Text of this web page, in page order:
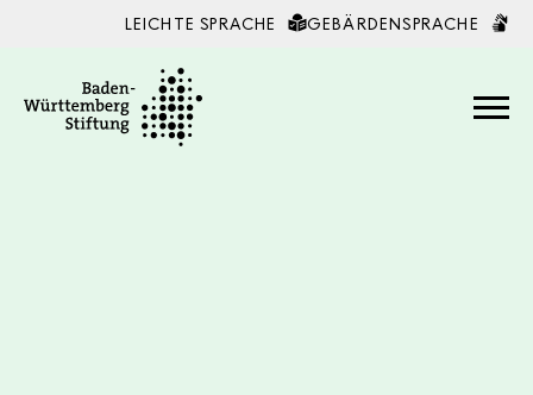
Zum Inhalt springen
LEICHTE SPRACHE GEBÄRDENSPRACHE